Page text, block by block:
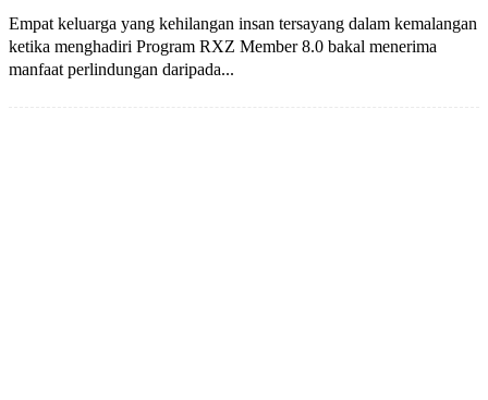
Empat keluarga yang kehilangan insan tersayang dalam kemalangan
ketika menghadiri Program RXZ Member 8.0 bakal menerima
manfaat perlindungan daripada...